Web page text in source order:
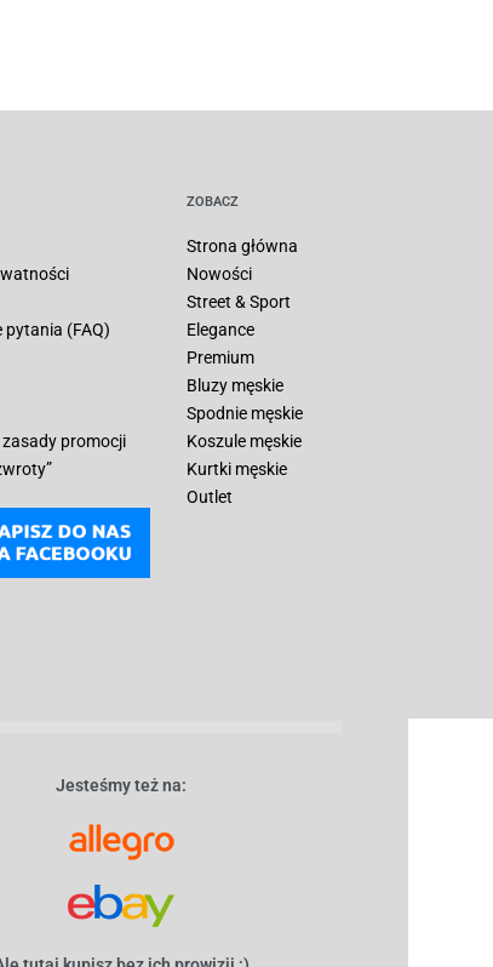
pytania (FAQ)
zasady promocji
ZOBACZ
Strona główna
Nowości
Street & Sport
Elegance
Premium
Bluzy męskie
Spodnie męskie
Koszule męskie
Kurtki męskie
Outlet
Jesteśmy też na: